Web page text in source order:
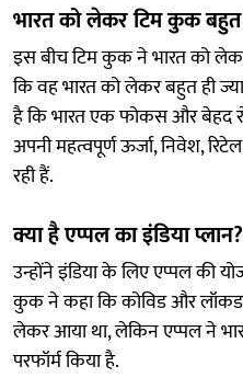
भारत को लेकर टिम कुक
इस बीच टिम कुक ने भारत को
कि वह भारत को लेकर बहुत ही
है कि भारत एक फोकस और बेहद
अपनी महत्वपूर्ण ऊर्जा, निवेश,
रही हैं.
क्या है एप्पल का इंडिया प्लान?
उन्होंने इंडिया के लिए एप्पल की
कुक ने कहा कि कोविड और
लेकर आया था, लेकिन एप्पल ने
परफॉर्म किया है.